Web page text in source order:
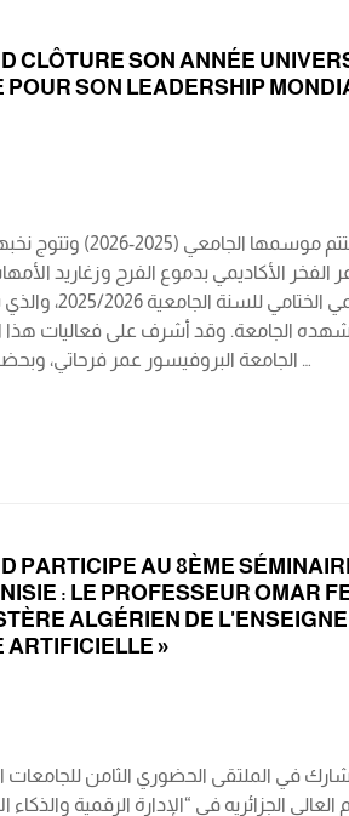
CLÔTURE SON ANNÉE
SON LEADERSHIP
الفخر الأكاديمي بدموع الفرح وزغاريد
حمه لخضر
الجامعة. وقد أشرف على فعاليات هذا
الجامعة البروفيسور عمر فرحاتي، وبحضور رسمي رفيع المستوى شمل رئيس المجلس الشعبي الولائي، والسلطات …
PARTICIPE AU 8ÈME
: LE PROFESSEUR OMAR
ALGÉRIEN DE
ARTIFICIELLE »
العالي الجزائريه في “الإدارة الرقمية